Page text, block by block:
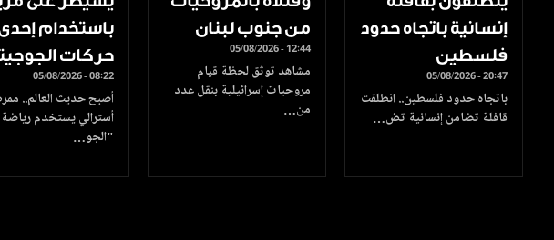
إنسانية باتجاه حدود
فلسطين
05/08/2026 - 20:47
باتجاه حدود فلسطين.. انطلقت
قافلة تضامن إنسانية تض…
من جنوب لبنان
05/08/2026 - 12:44
مشاهد توثق لحظة قيام
مروحيات إسرائيلية بنقل عدد
من…
باستخدام
حركات
05/08/2026 - 08:22
أصبح حديث العالم..
أسترالي يستخدم رياضة
"الجو…